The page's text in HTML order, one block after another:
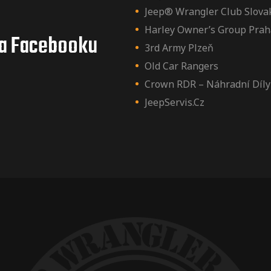
Facebooku
Jeep® Wrangler Club
Harley Owner’s Group
3rd Army Plzeň
Old Car Rangers
Crown RDR – Náhradní Díly
JeepServis.cz